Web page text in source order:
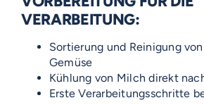
VERARBEITUNG:
Sortierung und Reinigung
Gemüse
Kühlung von Milch direkt
Erste Verarbeitungsschritte